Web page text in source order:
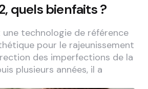
quels bienfaits ?
une technologie de référence
pour le rajeunissement
des imperfections de la
plusieurs années, il a